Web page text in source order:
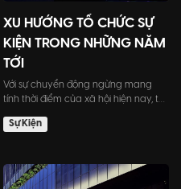
XU HƯỚNG TỔ CHỨC SỰ
KIỆN TRONG NHỮNG NĂM
TỚI
Với sự chuyển động ngừng mang
tính thời điểm của xã hội hiện nay, tất
Sự Kiện